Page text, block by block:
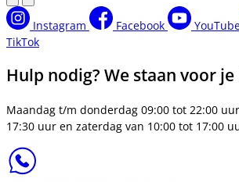
Instagram Facebook
TikTok
Hulp nodig? We staan voor
Maandag t/m donderdag 09:00 tot 22:00
17:30 uur en zaterdag van 10:00 tot 17:00